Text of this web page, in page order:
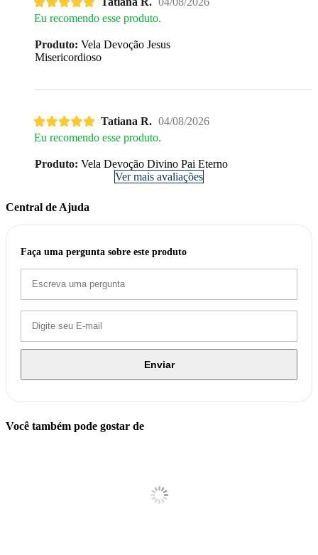
Eu recomendo esse produto.
Produto: Vela Devoção Jesus
Misericordioso
Tatiana R. 04/08/2026
Eu recomendo esse produto.
Produto: Vela Devoção Divino Pai Eterno
Ver mais avaliações
Central de Ajuda
Faça uma pergunta sobre este produto
Enviar
Você também pode gostar de